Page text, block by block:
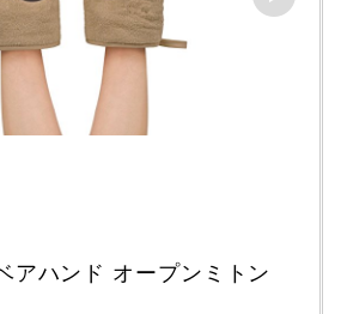
アハンド オープンミトン